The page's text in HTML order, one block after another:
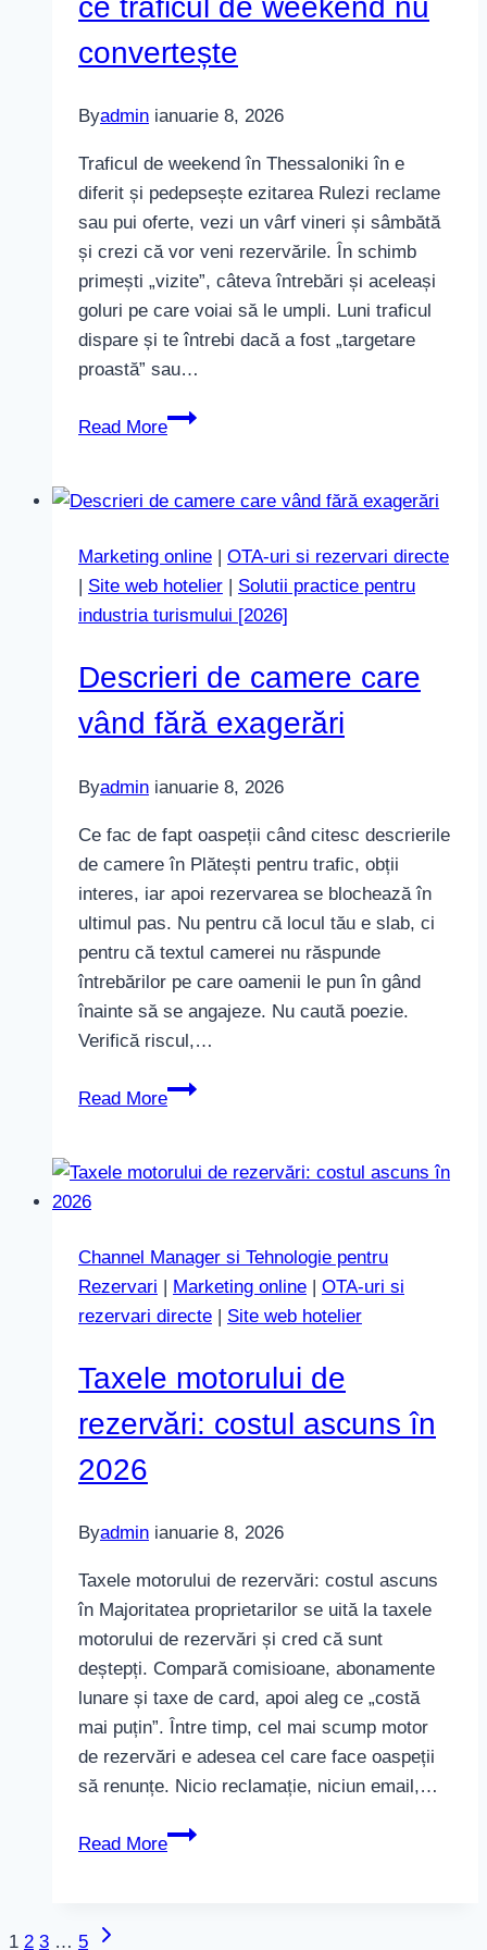
ce traficul de weekend nu
convertește
Byadmin ianuarie 8, 2026
Traficul de weekend în Thessaloniki în e
diferit și pedepsește ezitarea Rulezi reclame
sau pui oferte, vezi un vârf vineri și sâmbătă
și crezi că vor veni rezervările. În schimb
primești „vizite”, câteva întrebări și aceleași
goluri pe care voiai să le umpli. Luni traficul
dispare și te întrebi dacă a fost „targetare
proastă” sau…
Read More
Hoteluri
de
traficul
de
weekend
convertește
Marketing online | OTA-uri si rezervari directe
| Site web hotelier | Solutii practice pentru
industria turismului [2026]
Descrieri de camere care
vând fără exagerări
Byadmin ianuarie 8, 2026
Ce fac de fapt oaspeții când citesc descrierile
de camere în Plătești pentru trafic, obții
interes, iar apoi rezervarea se blochează în
ultimul pas. Nu pentru că locul tău e slab, ci
pentru că textul camerei nu răspunde
întrebărilor pe care oamenii le pun în gând
înainte să se angajeze. Nu caută poezie.
Verifică riscul,…
Read More
Descrieri
care
exagerări
Channel Manager si Tehnologie pentru
Rezervari | Marketing online | OTA-uri si
rezervari directe | Site web hotelier
Taxele motorului de
rezervări: costul ascuns în
2026
Byadmin ianuarie 8, 2026
Taxele motorului de rezervări: costul ascuns
în Majoritatea proprietarilor se uită la taxele
motorului de rezervări și cred că sunt
deștepți. Compară comisioane, abonamente
lunare și taxe de card, apoi aleg ce „costă
mai puțin”. Între timp, cel mai scump motor
de rezervări e adesea cel care face oaspeții
să renunțe. Nicio reclamație, niciun email,…
Read More
Taxele
Page
1 2 3 … 5
Next